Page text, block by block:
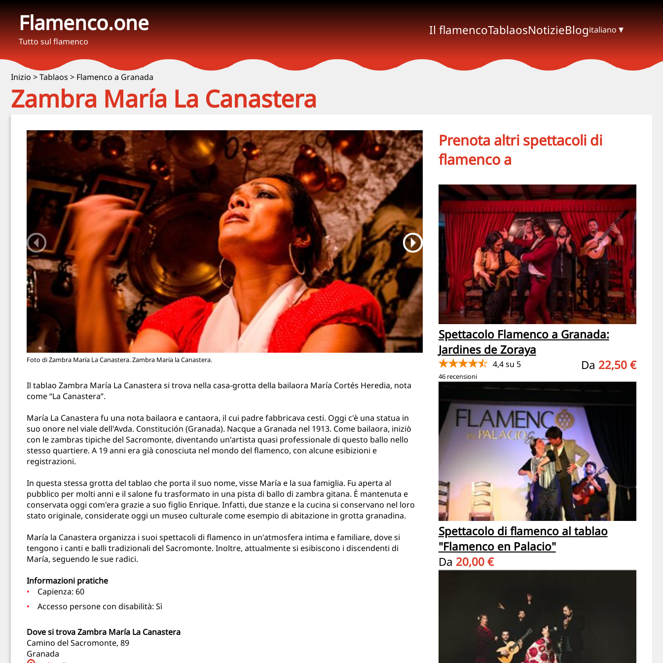
Flamenco.one
Tutto sul flamenco
Il flamencoTablaosNotizieBlogitaliano
Inizio >Tablaos > Flamenco a Granada
Zambra María La Canastera
Foto di Zambra María La Canastera. Zambra María la Canastera.
Il tablao Zambra María La Canastera si trova nella casa-grotta della bailaora María Cortés Heredia, nota
come “La Canastera”.
María La Canastera fu una nota bailaora e cantaora, il cui padre fabbricava cesti. Oggi c'è una statua in
suo onore nel viale dell'Avda. Constitución (Granada). Nacque a Granada nel 1913. Come bailaora, iniziò
con le zambras tipiche del Sacromonte, diventando un'artista quasi professionale di questo ballo nello
stesso quartiere. A 19 anni era già conosciuta nel mondo del flamenco, con alcune esibizioni e
registrazioni.
In questa stessa grotta del tablao che porta il suo nome, visse María e la sua famiglia. Fu aperta al
pubblico per molti anni e il salone fu trasformato in una pista di ballo di zambra gitana. È mantenuta e
conservata oggi com'era grazie a suo figlio Enrique. Infatti, due stanze e la cucina si conservano nel loro
stato originale, considerate oggi un museo culturale come esempio di abitazione in grotta granadina.
María la Canastera organizza i suoi spettacoli di flamenco in un'atmosfera intima e familiare, dove si
tengono i canti e balli tradizionali del Sacromonte. Inoltre, attualmente si esibiscono i discendenti di
María, seguendo le sue radici.
Informazioni pratiche
Capienza: 60
Accesso persone con disabilità: Sì
Dove si trova Zambra María La Canastera
Camino del Sacromonte, 89
Granada
Prenota altri spettacoli di
flamenco a
Spettacolo Flamenco a Granada:
Jardines de Zoraya
★★★★★ 4,4 su 5
46 recensioni
Da 22,50 €
Spettacolo di flamenco al tablao
"Flamenco en Palacio"
Da 20,00 €